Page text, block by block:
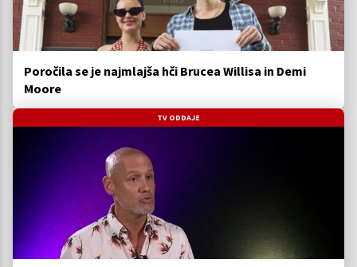
Poročila se je najmlajša hči Brucea Willisa in Demi
Moore
TV ODDAJE